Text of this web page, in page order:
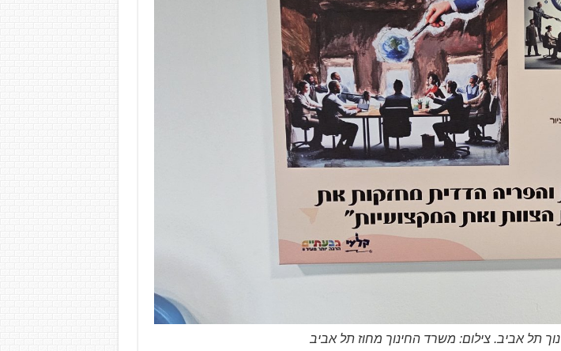
תל אביב. צילום: משרד החינוך מחוז תל אביב